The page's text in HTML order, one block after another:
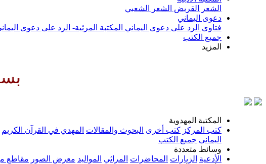
الشعر القريض الشعر الشعبي
دعوى اليماني
فتاوى الرد على دعوى اليماني المكتبة المرئية- الرد على دعوى
جميع الكتب
المزيد
بسم الله
المكتبة المهدوية
كتب المركز كتب أخرى البحوث والمقالات المهدي في القرآن الكريم
اليماني جميع الكتب
وسائط متعددة
الأدعية الزيارات المحاضرات المراثي المواليد معرض الصور مقاطع